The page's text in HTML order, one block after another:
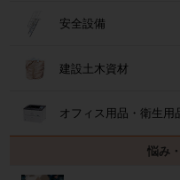
安全設備
建設土木資材
オフィス用品・衛生用
悩み